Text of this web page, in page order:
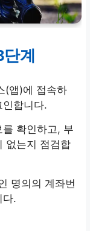
계
(앱)에 접속하
합니다.
확인하고, 부
없는지 점검합
명의의 계좌번
다.